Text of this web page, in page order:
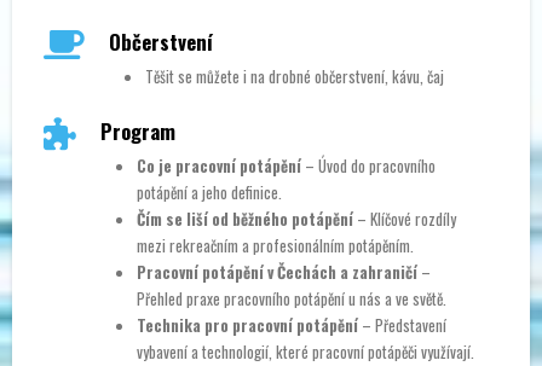
Občerstvení
Těšit se můžete i na drobné občerstvení, kávu, čaj
Program
Co je pracovní potápění– Úvod do pracovního
potápění a jeho definice.
Čím se liší od běžného potápění– Klíčové rozdíly
mezi rekreačním a profesionálním potápěním.
Pracovní potápění v Čechách a zahraničí–
Přehled praxe pracovního potápění u nás a ve světě.
Technika pro pracovní potápění– Představení
vybavení a technologií, které pracovní potápěči využívají.